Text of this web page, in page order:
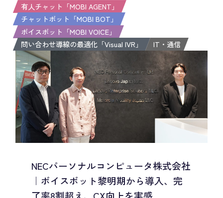
有人チャット「MOBI AGENT」
チャットボット「MOBI BOT」
ボイスボット「MOBI VOICE」
問い合わせ導線の最適化「Visual IVR」
IT・通信
NECパーソナルコンピュータ株式会社
｜ボイスボット黎明期から導入、完
了率8割超え、CX向上を実感